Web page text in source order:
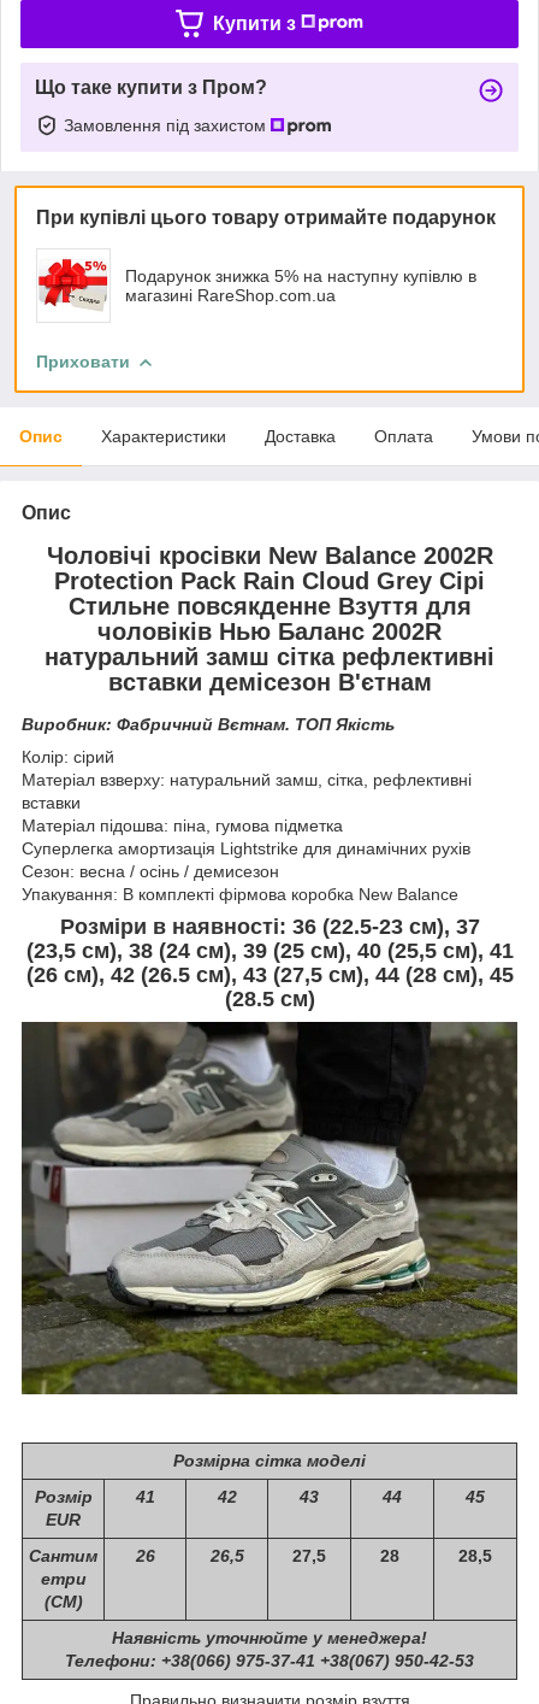
Купити з
Що таке купити з Пром?
Замовлення під захистом
При купівлі цього товару отримайте подарунок
Подарунок знижка 5% на наступну купівлю в
магазині RareShop.com.ua
Приховати
Опис Характеристики Доставка Оплата Умови
Опис
Чоловічі кросівки New Balance 2002R
Protection Pack Rain Cloud Grey Сірі
Стильне повсякденне Взуття для
чоловіків Нью Баланс 2002R
натуральний замш сітка рефлективні
вставки демісезон В'єтнам
Виробник: Фабричний Вєтнам. ТОП Якість
Колір: сірий
Матеріал взверху: натуральний замш, сітка, рефлективні
вставки
Матеріал підошва: піна, гумова підметка
Суперлегка амортизація Lightstrike для динамічних рухів
Сезон: весна / осінь / демисезон
Упакування: В комплекті фірмова коробка New Balance
Розміри в наявності: 36 (22.5-23 см), 37
(23,5 см), 38 (24 см), 39 (25 см), 40 (25,5 см), 41
(26 см), 42 (26.5 см), 43 (27,5 см), 44 (28 см), 45
(28.5 см)
Розмірна сітка моделі
Розмір
EUR
41 42 43 44 45
Сантим
етри
(СМ)
26 26,5 27,5 28 28,5
Наявність уточнюйте у менеджера!
Телефони: +38(066) 975-37-41 +38(067) 950-42-53